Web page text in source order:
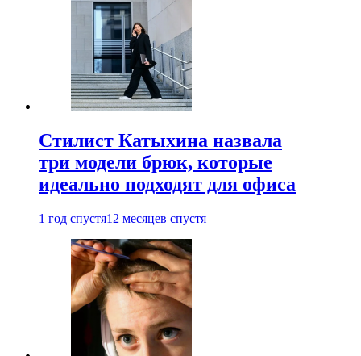
Стилист Катыхина назвала
три модели брюк, которые
идеально подходят для офиса
1 год спустя12 месяцев спустя